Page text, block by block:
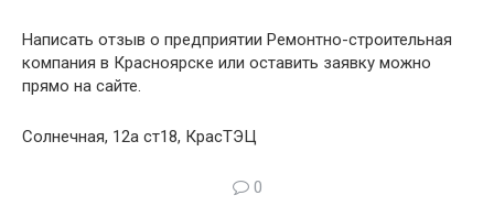
Написать отзыв о предприятии Ремонтно-строительная
компания в Красноярске или оставить заявку можно
прямо на сайте.
Солнечная, 12а ст18, КрасТЭЦ
0